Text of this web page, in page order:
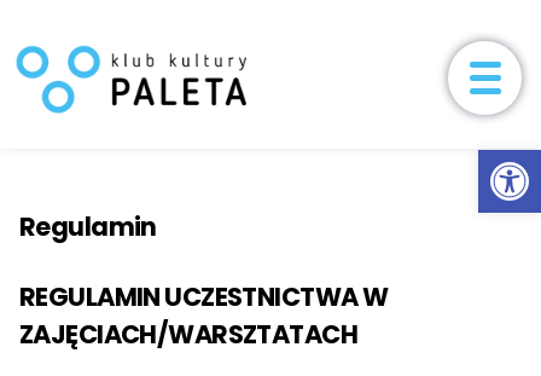
Nasze zajęcia
Zapisy
Formularz zapisu
Regulamin
Regulamin
REGULAMIN UCZESTNICTWA W
ZAJĘCIACH/WARSZTATACH